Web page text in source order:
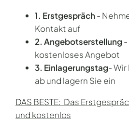
1. Erstgespräch -
Kontakt auf
2. Angebotserstellung -
kostenloses Angebot
3. Einlagerungstag- Wir
ab und lagern Sie ein
DAS BESTE: Das
und kostenlos